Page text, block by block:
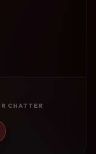
CHATTER